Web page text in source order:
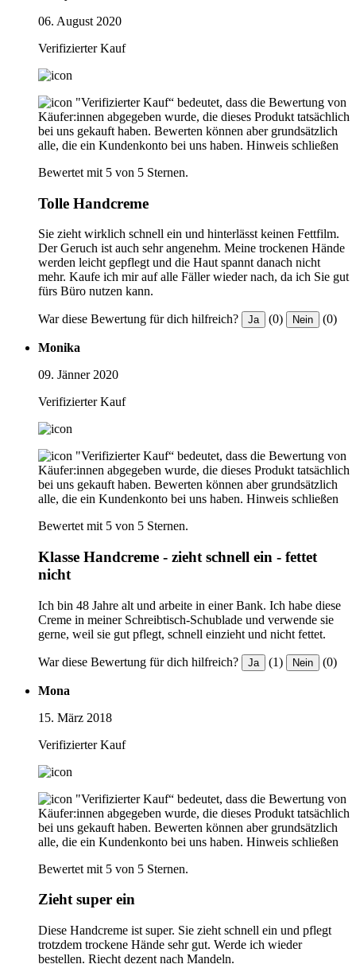
06. August 2020
Verifizierter Kauf
"Verifizierter Kauf“ bedeutet, dass die Bewertung von
Käufer:innen abgegeben wurde, die dieses Produkt tatsächlich
bei uns gekauft haben. Bewerten können aber grundsätzlich
alle, die ein Kundenkonto bei uns haben. Hinweis schließen
Bewertet mit 5 von 5 Sternen.
Tolle Handcreme
Sie zieht wirklich schnell ein und hinterlässt keinen Fettfilm.
Der Geruch ist auch sehr angenehm. Meine trockenen Hände
werden leicht gepflegt und die Haut spannt danach nicht
mehr. Kaufe ich mir auf alle Fäller wieder nach, da ich Sie gut
fürs Büro nutzen kann.
War diese Bewertung für dich hilfreich? Ja (0) Nein (0)
Monika
09. Jänner 2020
Verifizierter Kauf
"Verifizierter Kauf“ bedeutet, dass die Bewertung von
Käufer:innen abgegeben wurde, die dieses Produkt tatsächlich
bei uns gekauft haben. Bewerten können aber grundsätzlich
alle, die ein Kundenkonto bei uns haben. Hinweis schließen
Bewertet mit 5 von 5 Sternen.
Klasse Handcreme - zieht schnell ein - fettet
nicht
Ich bin 48 Jahre alt und arbeite in einer Bank. Ich habe diese
Creme in meiner Schreibtisch-Schublade und verwende sie
gerne, weil sie gut pflegt, schnell einzieht und nicht fettet.
War diese Bewertung für dich hilfreich? Ja (1) Nein (0)
Mona
15. März 2018
Verifizierter Kauf
"Verifizierter Kauf“ bedeutet, dass die Bewertung von
Käufer:innen abgegeben wurde, die dieses Produkt tatsächlich
bei uns gekauft haben. Bewerten können aber grundsätzlich
alle, die ein Kundenkonto bei uns haben. Hinweis schließen
Bewertet mit 5 von 5 Sternen.
Zieht super ein
Diese Handcreme ist super. Sie zieht schnell ein und pflegt
trotzdem trockene Hände sehr gut. Werde ich wieder
bestellen. Riecht dezent nach Mandeln.